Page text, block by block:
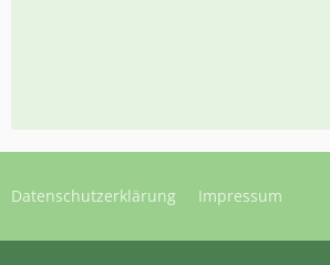
Datenschutzerklärung Impressum